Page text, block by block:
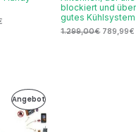
blockiert und
gutes
1.299,00€ 789,99€
AngebotProdukt
Im
Aktueller
Preis
279,99€.